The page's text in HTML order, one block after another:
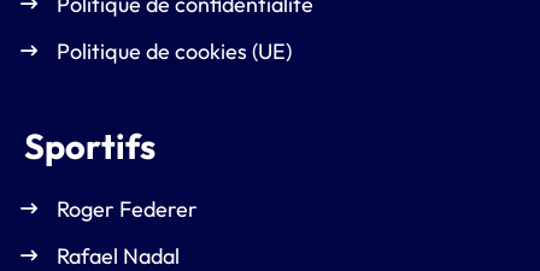
Politique de cookies (UE)
Sportifs
Roger Federer
Rafael Nadal